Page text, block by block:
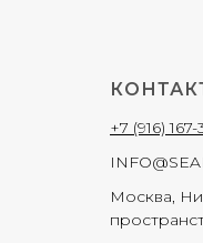
+7 (916)
Москва,